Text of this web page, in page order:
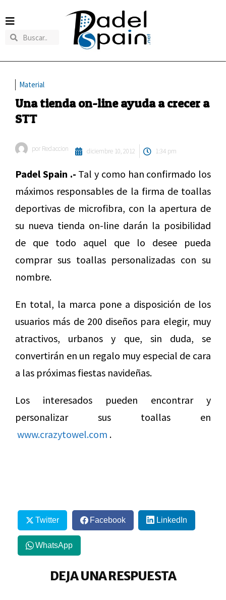
Material
Una tienda on-line ayuda a crecer a
STT
por Redaccion diciembre 10, 2012 1:34 pm
Padel Spain .- Tal y como han confirmado los
máximos responsables de la firma de toallas
deportivas de microfibra, con la apertura de
su nueva tienda on-line darán la posibilidad
de que todo aquel que lo desee pueda
comprar sus toallas personalizadas con su
nombre.
En total, la marca pone a disposición de los
usuarios más de 200 diseños para elegir, muy
atractivos, urbanos y que, sin duda, se
convertirán en un regalo muy especial de cara
a las próximas fiestas navideñas.
Los interesados pueden encontrar y
personalizar sus toallas en
www.crazytowel.com .
Twitter Facebook LinkedIn
WhatsApp
DEJA UNA RESPUESTA